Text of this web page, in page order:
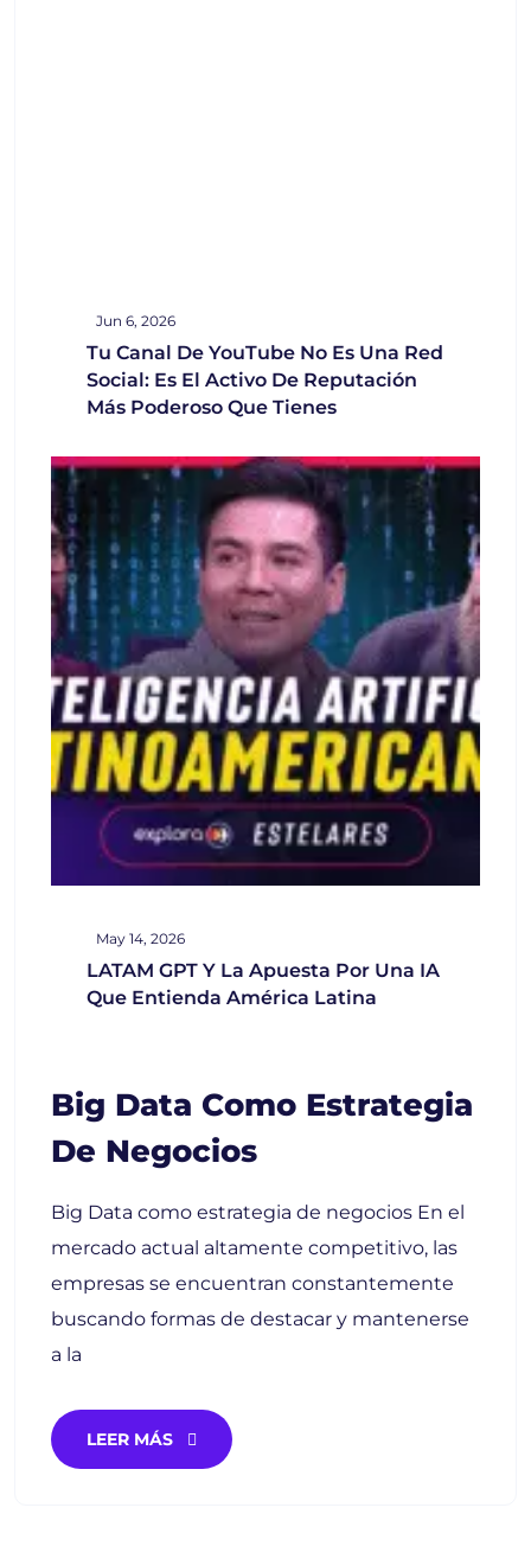
Jun 6, 2026
Tu Canal De YouTube No Es Una Red
Social: Es El Activo De Reputación
Más Poderoso Que Tienes
May 14, 2026
LATAM GPT Y La Apuesta Por Una IA
Que Entienda América Latina
Big Data Como Estrategia
De Negocios
Big Data como estrategia de negocios En el
mercado actual altamente competitivo, las
empresas se encuentran constantemente
buscando formas de destacar y mantenerse
a la
LEER MÁS